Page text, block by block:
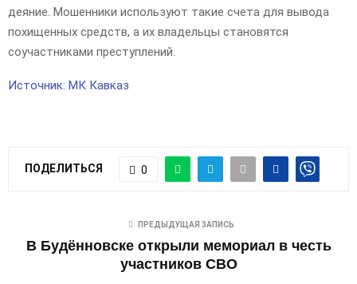
деяние. Мошенники используют такие счета для вывода
похищенных средств, а их владельцы становятся
соучастниками преступлений.
Источник: МК Кавказ
ПОДЕЛИТЬСЯ 0
ПРЕДЫДУЩАЯ ЗАПИСЬ
В Будённовске открыли мемориал в честь
участников СВО